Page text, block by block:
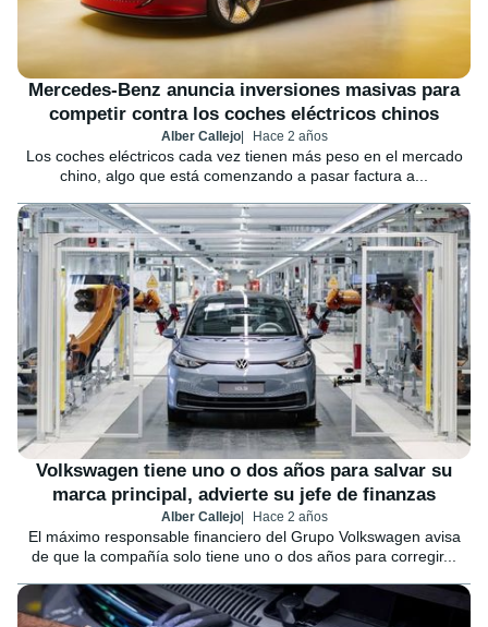
Mercedes-Benz anuncia inversiones masivas para
competir contra los coches eléctricos chinos
Alber Callejo Hace 2 años
Los coches eléctricos cada vez tienen más peso en el mercado
chino, algo que está comenzando a pasar factura a...
Volkswagen tiene uno o dos años para salvar su
marca principal, advierte su jefe de finanzas
Alber Callejo Hace 2 años
El máximo responsable financiero del Grupo Volkswagen avisa
de que la compañía solo tiene uno o dos años para corregir...